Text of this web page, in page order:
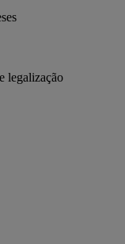
legalização